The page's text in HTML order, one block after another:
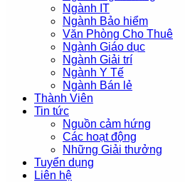
Ngành IT
Ngành Bảo hiểm
Văn Phòng Cho Thuê
Ngành Giáo dục
Ngành Giải trí
Ngành Y Tế
Ngành Bán lẻ
Thành Viên
Tin tức
Nguồn cảm hứng
Các hoạt động
Những Giải thưởng
Tuyển dụng
Liên hệ